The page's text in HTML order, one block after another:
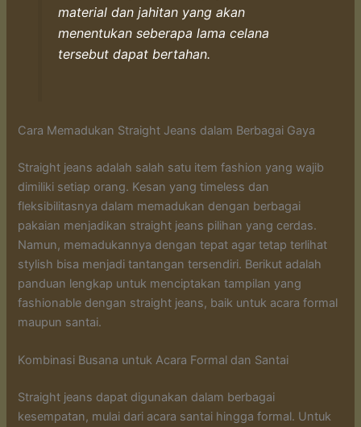
material dan jahitan yang akan
menentukan seberapa lama celana
tersebut dapat bertahan.
Cara Memadukan Straight Jeans dalam Berbagai Gaya
Straight jeans adalah salah satu item fashion yang wajib
dimiliki setiap orang. Kesan yang timeless dan
fleksibilitasnya dalam memadukan dengan berbagai
pakaian menjadikan straight jeans pilihan yang cerdas.
Namun, memadukannya dengan tepat agar tetap terlihat
stylish bisa menjadi tantangan tersendiri. Berikut adalah
panduan lengkap untuk menciptakan tampilan yang
fashionable dengan straight jeans, baik untuk acara formal
maupun santai.
Kombinasi Busana untuk Acara Formal dan Santai
Straight jeans dapat digunakan dalam berbagai
kesempatan, mulai dari acara santai hingga formal. Untuk